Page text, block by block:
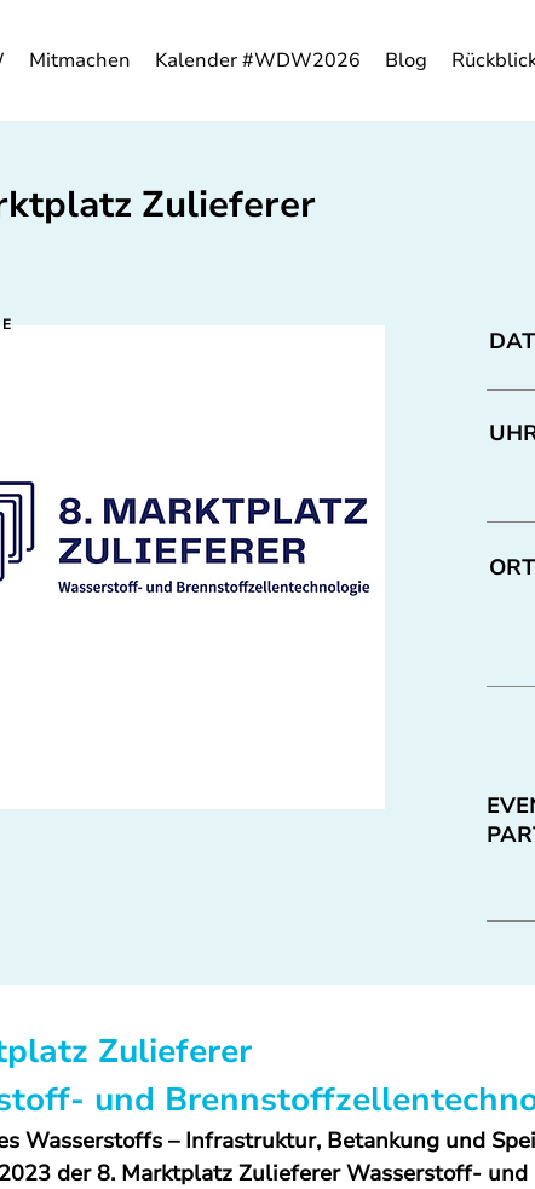
Mitmachen Kalender #WDW2026 Blog
Zulieferer
Zulieferer
und
Wasserstoffs – Infrastruktur, Betankung und
der 8. Marktplatz Zulieferer Wasserstoff-